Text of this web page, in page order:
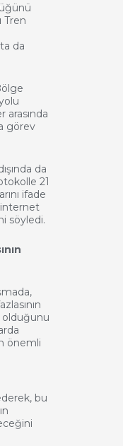
Tren
da
arasında
görev
da
21
ifade
internet
söyledi.
olduğunu
önemli
bu